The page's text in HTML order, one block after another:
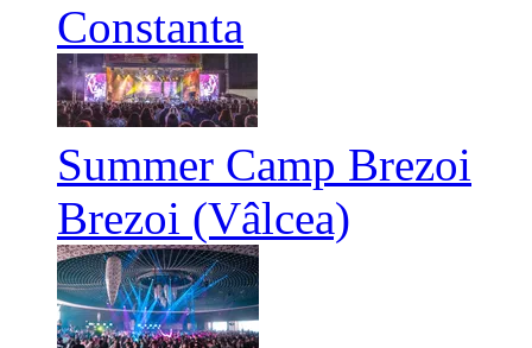
Constanta
Summer Camp Brezoi
Brezoi (Vâlcea)